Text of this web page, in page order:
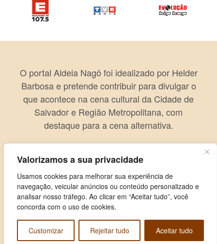
Valorizamos a sua privacidade
Usamos cookies para melhorar sua experiência de
navegação, veicular anúncios ou conteúdo personalizado e
analisar nosso tráfego. Ao clicar em “Aceitar tudo”, você
concorda com o uso de cookies.
Customizar Rejeitar tudo Aceitar tudo
O portal Aldeia Nagô foi idealizado por Helder
Barbosa e pretende contribuir para divulgar o
que acontece na cena cultural da Cidade de
Salvador e Região Metropolitana, com
destaque para a cena alternativa.
Copyright © 2026 Aldeia Nagô. Todos os direitos reservados.